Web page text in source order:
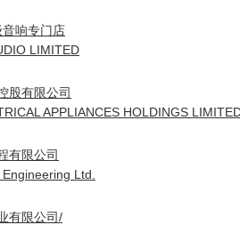
响专门店
LIMITED
股有限公司
APPLIANCES HOLDINGS
有限公司
Ltd.
有限公司/